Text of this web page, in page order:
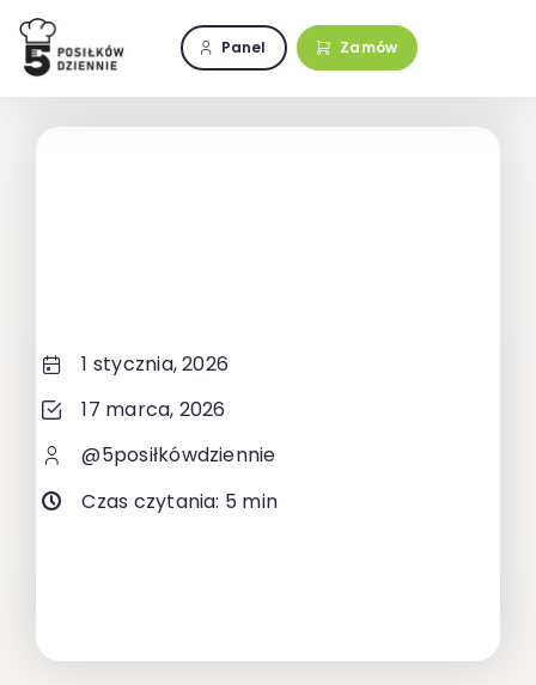
Przejdź
zawartości
Panel Zamów
1 stycznia, 2026
17 marca, 2026
@5posiłkówdziennie
Czas czytania: 5 min